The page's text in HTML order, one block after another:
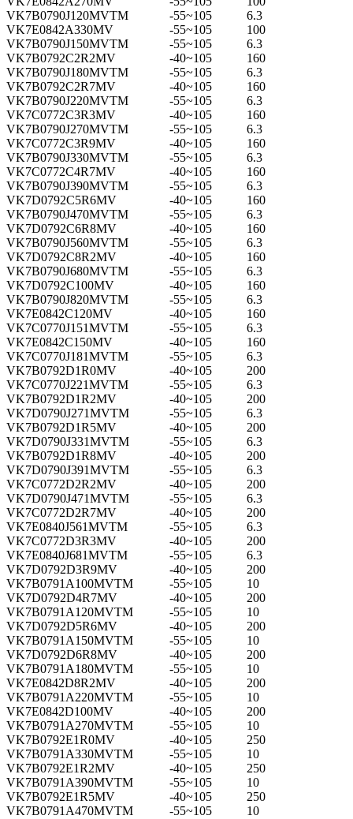
VK7B0790J120MVTM
-55~105
6.3
VK7E0842A330MV
-55~105
100
VK7B0790J150MVTM
-55~105
6.3
VK7B0792C2R2MV
-40~105
160
VK7B0790J180MVTM
-55~105
6.3
VK7B0792C2R7MV
-40~105
160
VK7B0790J220MVTM
-55~105
6.3
VK7C0772C3R3MV
-40~105
160
VK7B0790J270MVTM
-55~105
6.3
VK7C0772C3R9MV
-40~105
160
VK7B0790J330MVTM
-55~105
6.3
VK7C0772C4R7MV
-40~105
160
VK7B0790J390MVTM
-55~105
6.3
VK7D0792C5R6MV
-40~105
160
VK7B0790J470MVTM
-55~105
6.3
VK7D0792C6R8MV
-40~105
160
VK7B0790J560MVTM
-55~105
6.3
VK7D0792C8R2MV
-40~105
160
VK7B0790J680MVTM
-55~105
6.3
VK7D0792C100MV
-40~105
160
VK7B0790J820MVTM
-55~105
6.3
VK7E0842C120MV
-40~105
160
VK7C0770J151MVTM
-55~105
6.3
VK7E0842C150MV
-40~105
160
VK7C0770J181MVTM
-55~105
6.3
VK7B0792D1R0MV
-40~105
200
VK7C0770J221MVTM
-55~105
6.3
VK7B0792D1R2MV
-40~105
200
VK7D0790J271MVTM
-55~105
6.3
VK7B0792D1R5MV
-40~105
200
VK7D0790J331MVTM
-55~105
6.3
VK7B0792D1R8MV
-40~105
200
VK7D0790J391MVTM
-55~105
6.3
VK7C0772D2R2MV
-40~105
200
VK7D0790J471MVTM
-55~105
6.3
VK7C0772D2R7MV
-40~105
200
VK7E0840J561MVTM
-55~105
6.3
VK7C0772D3R3MV
-40~105
200
VK7E0840J681MVTM
-55~105
6.3
VK7D0792D3R9MV
-40~105
200
VK7B0791A100MVTM
-55~105
10
VK7D0792D4R7MV
-40~105
200
VK7B0791A120MVTM
-55~105
10
VK7D0792D5R6MV
-40~105
200
VK7B0791A150MVTM
-55~105
10
VK7D0792D6R8MV
-40~105
200
VK7B0791A180MVTM
-55~105
10
VK7E0842D8R2MV
-40~105
200
VK7B0791A220MVTM
-55~105
10
VK7E0842D100MV
-40~105
200
VK7B0791A270MVTM
-55~105
10
VK7B0792E1R0MV
-40~105
250
VK7B0791A330MVTM
-55~105
10
VK7B0792E1R2MV
-40~105
250
VK7B0791A390MVTM
-55~105
10
VK7B0792E1R5MV
-40~105
250
VK7B0791A470MVTM
-55~105
10